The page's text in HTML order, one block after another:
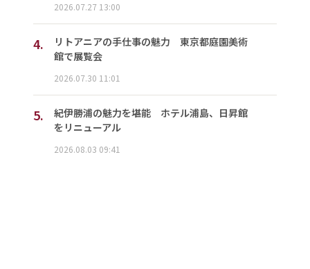
2026.07.27 13:00
4.
リトアニアの手仕事の魅力 東京都庭園美術
館で展覧会
2026.07.30 11:01
5.
紀伊勝浦の魅力を堪能 ホテル浦島、日昇館
をリニューアル
2026.08.03 09:41